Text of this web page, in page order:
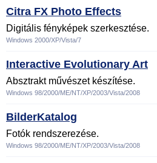
Citra FX Photo Effects
Digitális fényképek szerkesztése.
Windows 2000/XP/Vista/7
Interactive Evolutionary Art
Absztrakt művészet készítése.
Windows 98/2000/ME/NT/XP/2003/Vista/2008
BilderKatalog
Fotók rendszerezése.
Windows 98/2000/ME/NT/XP/2003/Vista/2008